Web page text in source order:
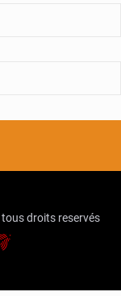
tous droits reservés